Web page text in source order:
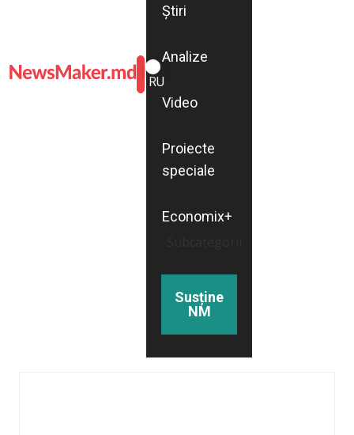
ROMÂNĂ
RU
Știri
Analize
Video
Proiecte
speciale
Economix+
Susține
NM